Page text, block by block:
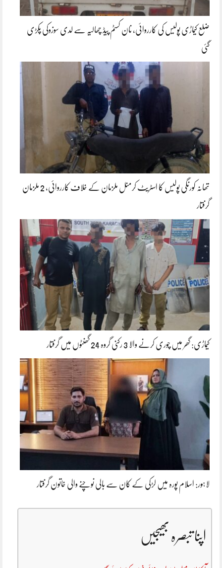
ضلع کیماڑی پولیس کی کارروائی، نان کسٹم پیڈ چھالیہ سے لدی سوزوکی پکڑی
گئی
تھانہ کورنگی پولیس کا اسٹریٹ کرمنل ملزمان کے خلاف کارروائی، 2 ملزمان
گرفتار
کیماڑی: گھر میں چوری کرنے والا 3 رکنی گروہ 24 گھنٹوں میں گرفتار
لاہور: اسلام پورہ میں لڑکی کے کان سے بالی نوچنے والی خاتون گرفتار
اپنا تبصرہ بھیجیں